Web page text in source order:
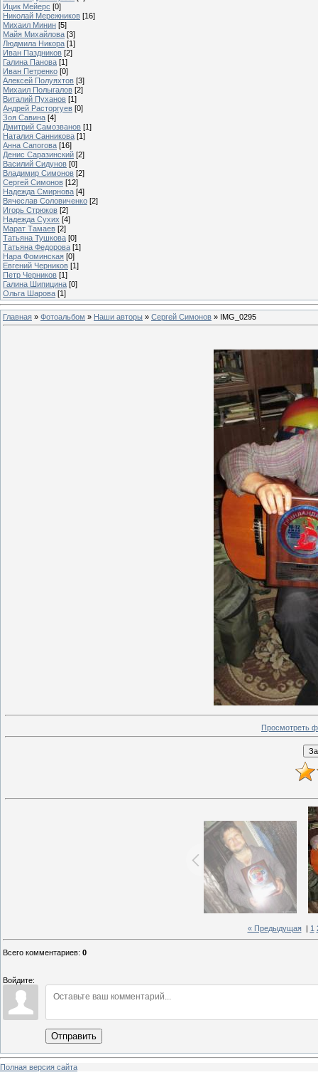
Ицик Мейерс [0]
Николай Мережников [16]
Михаил Минин [5]
Майя Михайлова [3]
Людмила Никора [1]
Иван Паздников [2]
Галина Панова [1]
Иван Петренко [0]
Алексей Полуяхтов [3]
Михаил Полыгалов [2]
Виталий Пуханов [1]
Андрей Расторгуев [0]
Зоя Савина [4]
Дмитрий Самозванов [1]
Наталия Санникова [1]
Анна Сапогова [16]
Денис Саразинский [2]
Василий Сидунов [0]
Владимир Симонов [2]
Сергей Симонов [12]
Надежда Смирнова [4]
Вячеслав Соловиченко [2]
Игорь Стрюков [2]
Надежда Сухих [4]
Марат Тамаев [2]
Татьяна Тушкова [0]
Татьяна Федорова [1]
Нара Фоминская [0]
Евгений Черников [1]
Петр Черников [1]
Галина Шипицина [0]
Ольга Шарова [1]
Главная » Фотоальбом » Наши авторы » Сергей Симонов » IMG_0295
Просмотреть
« Предыдущая| 1
Всего комментариев: 0
Войдите:
Отправить
Полная версия сайта